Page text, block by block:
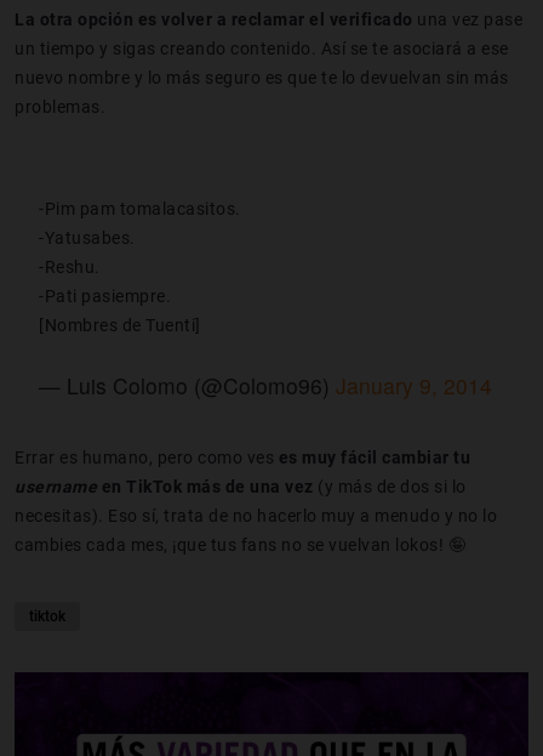
La otra opción es volver a reclamar el verificado una vez pase
un tiempo y sigas creando contenido. Así se te asociará a ese
nuevo nombre y lo más seguro es que te lo devuelvan sin más
problemas.
-Pim pam tomalacasitos.
-Yatusabes.
-Reshu.
-Pati pasiempre.
[Nombres de Tuenti]
— Luis Colomo (@Colomo96) January 9, 2014
Errar es humano, pero como ves es muy fácil cambiar tu
username en TikTok más de una vez (y más de dos si lo
necesitas). Eso sí, trata de no hacerlo muy a menudo y no lo
cambies cada mes, ¡que tus fans no se vuelvan lokos! 🤪
tiktok